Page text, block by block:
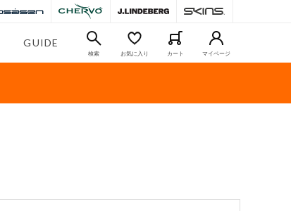
GUIDE
検索 お気に入り カート マイページ